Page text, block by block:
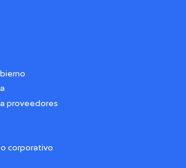
proveedores
corporativo